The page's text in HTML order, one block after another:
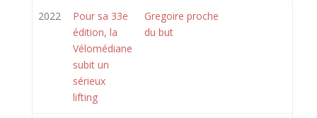
2022
Pour sa 33e
édition, la
Vélomédiane
subit un
sérieux
lifting
Gregoire proche
du but